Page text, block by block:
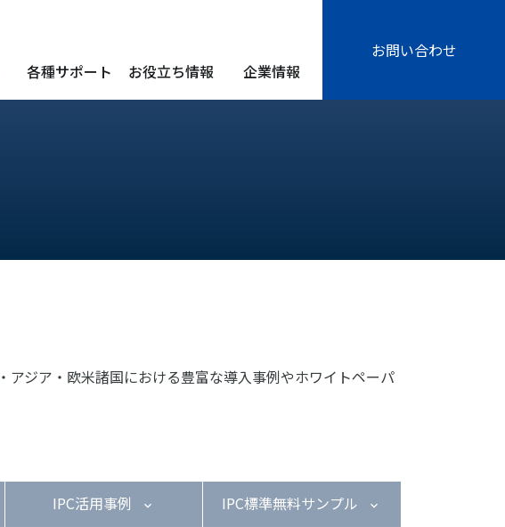
各種サポート お役立ち情報 企業情報
お問い合わせ
ジア・欧米諸国における豊富な導入事例やホワイトペーパ
IPC活用事例 IPC標準無料サンプル